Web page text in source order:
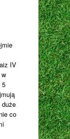
IV
5
co